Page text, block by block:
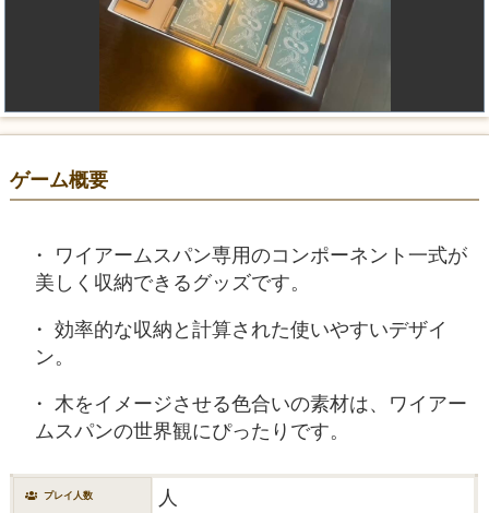
ゲーム概要
ワイアームスパン専用のコンポーネント一式が
美しく収納できるグッズです。
効率的な収納と計算された使いやすいデザイ
ン。
木をイメージさせる色合いの素材は、ワイアー
ムスパンの世界観にぴったりです。
プレイ人数 人